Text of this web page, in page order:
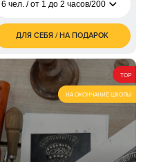
6 чел. / от 1 до 2 часов/200 шаров
6 чел. / от 1 до 2
часов/200 шаров
грн
6 чел. / от 1 до 2
часов/300 шаров
4 500
грн
6 чел. / от 1 до 2
часов/500 шаров
ДЛЯ СЕБЯ / НА ПОДАРОК
TOP
НА ОКОНЧАНИЕ ШКОЛЫ